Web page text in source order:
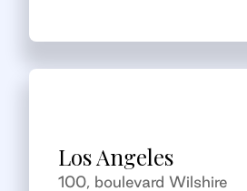
Los Angeles
100, boulevard Wilshire